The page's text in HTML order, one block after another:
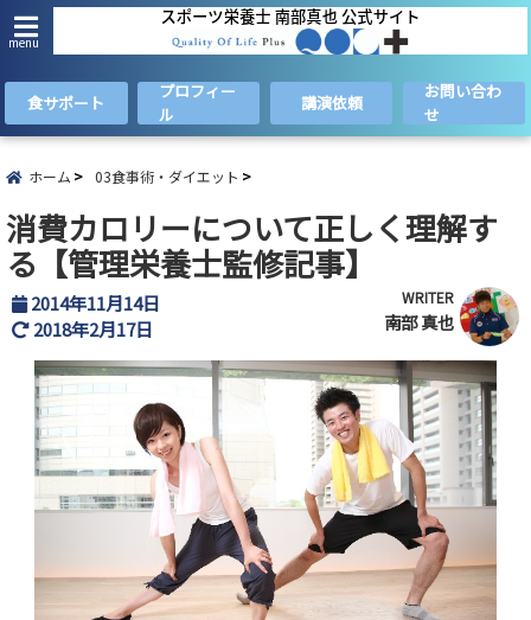
menu
食サポート
プロフィー
ル
講演依頼
お問い合わ
せ
ホーム 03食事術・ダイエット
消費カロリーについて正しく理解す
る【管理栄養士監修記事】
2014年11月14日
2018年2月17日
WRITER
南部 真也